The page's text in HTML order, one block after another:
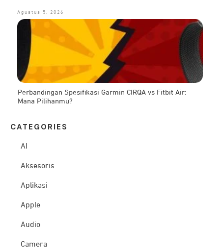
Agustus 5, 2026
Perbandingan Spesifikasi Garmin CIRQA vs Fitbit Air:
Mana Pilihanmu?
CATEG ORIES
AI
Aksesoris
Aplikasi
Apple
Audio
Camera